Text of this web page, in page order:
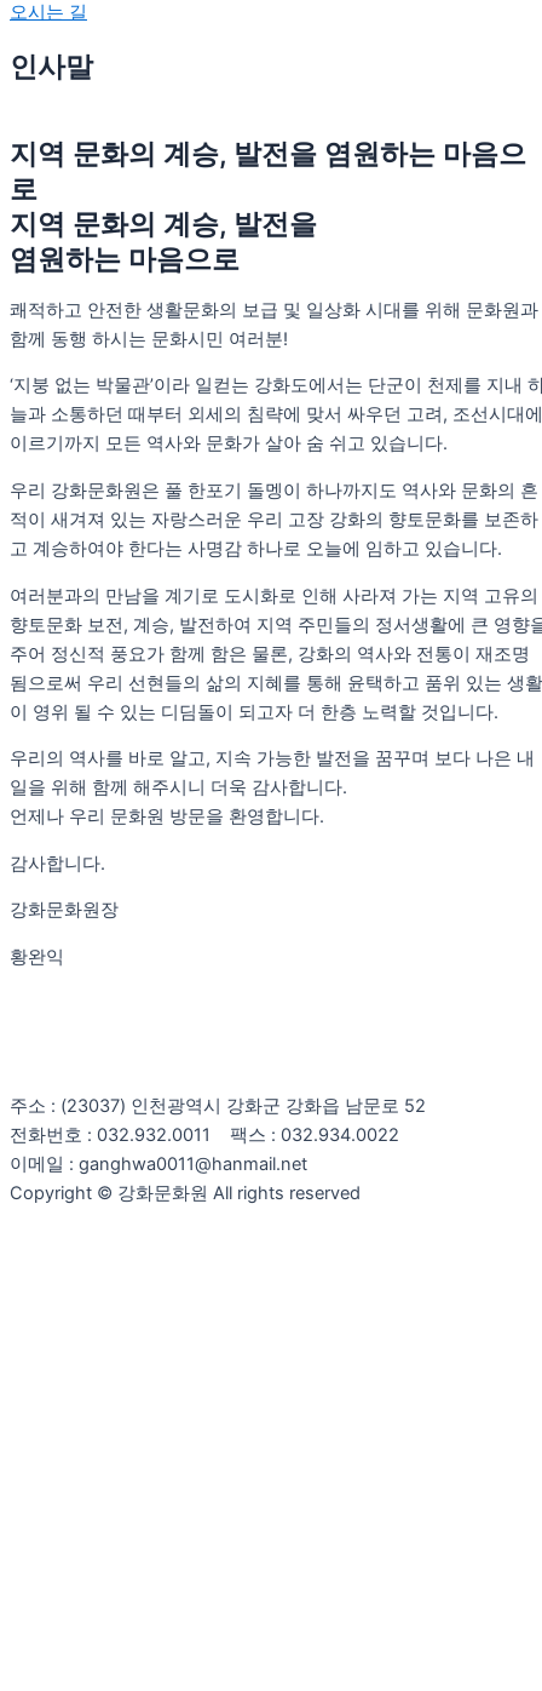
오시는 길
인사말
지역 문화의 계승, 발전을 염원하는 마음으
로
지역 문화의 계승, 발전을
염원하는 마음으로
쾌적하고 안전한 생활문화의 보급 및 일상화 시대를 위해 문화원과
함께 동행 하시는 문화시민 여러분!
‘지붕 없는 박물관’이라 일컫는 강화도에서는 단군이 천제를 지내
늘과 소통하던 때부터 외세의 침략에 맞서 싸우던 고려, 조선시대에
이르기까지 모든 역사와 문화가 살아 숨 쉬고 있습니다.
우리 강화문화원은 풀 한포기 돌멩이 하나까지도 역사와 문화의 흔
적이 새겨져 있는 자랑스러운 우리 고장 강화의 향토문화를 보존하
고 계승하여야 한다는 사명감 하나로 오늘에 임하고 있습니다.
여러분과의 만남을 계기로 도시화로 인해 사라져 가는 지역 고유의
향토문화 보전, 계승, 발전하여 지역 주민들의 정서생활에 큰 영향
주어 정신적 풍요가 함께 함은 물론, 강화의 역사와 전통이 재조명
됨으로써 우리 선현들의 삶의 지혜를 통해 윤택하고 품위 있는 생활
이 영위 될 수 있는 디딤돌이 되고자 더 한층 노력할 것입니다.
우리의 역사를 바로 알고, 지속 가능한 발전을 꿈꾸며 보다 나은 내
일을 위해 함께 해주시니 더욱 감사합니다.
언제나 우리 문화원 방문을 환영합니다.
감사합니다.
강화문화원장
황완익
주소 : (23037) 인천광역시 강화군 강화읍 남문로 52
전화번호 : 032.932.0011 팩스 : 032.934.0022
이메일 : ganghwa0011@hanmail.net
Copyright © 강화문화원 All rights reserved